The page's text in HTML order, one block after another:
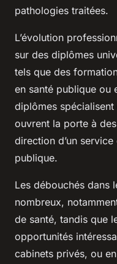
pathologies traitées.
L’évolution
sur des diplômes
tels que des
en santé publique ou
diplômes
ouvrent la porte à
direction d’un
publique.
Les débouchés dans
nombreux,
de santé, tandis que
opportunités
cabinets privés, ou